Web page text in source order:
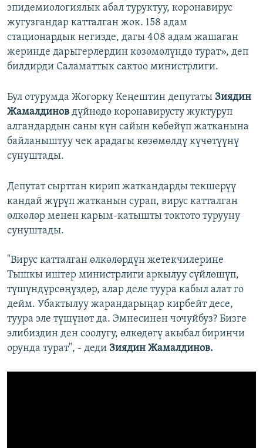
эпидемиологиялык абал туруктуу, коронавирус
жугузгандар катталган жок. 158 адам
стационардык негизде, дагы 408 адам жашаган
жеринде дарыгерлердин көзөмөлүндө турат», деп
билдирди Саламаттык сактоо министрлиги.
Бул отурумда Жогорку Кеңештин депутаты Зиядин
Жамалдинов дүйнөдө коронавирусту жуктуруп
алгандардын саны күн сайын көбөйүп жатканына
байланыштуу чек арадагы көзөмөлдү күчөтүүнү
сунуштады.
Депутат сырттан кирип жаткандарды текшерүү
кандай жүрүп жатканын сурап, вирус катталган
өлкөлөр менен карым-катышты токтото турууну
сунуштады.
"Вирус катталган өлкөлөрдүн жетекчилерине
Тышкы иштер министрлиги аркылуу сүйлөшүп,
түшүндүрсөңүздөр, алар деле туура кабыл алат го
дейм. Убактылуу жарандарыңар кирбейт десе,
туура эле түшүнөт да. Эмнесинен чочуйбуз? Бизге
элибиздин ден соолугу, өлкөдөгү акыбал биринчи
орунда турат", - деди Зиядин Жамалдинов.